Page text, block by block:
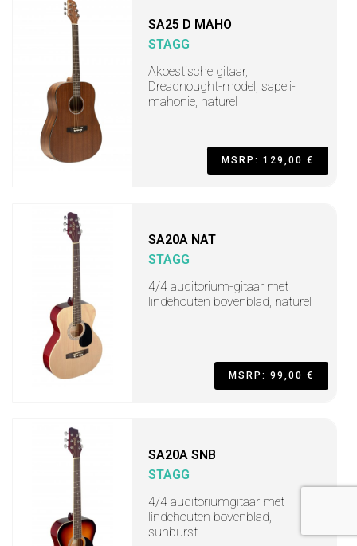
SA25 D MAHO
STAGG
Akoestische gitaar,
Dreadnought-model, sapeli-
mahonie, naturel
MSRP: 129,00 €
SA20A NAT
STAGG
4/4 auditorium-gitaar met
lindehouten bovenblad, naturel
MSRP: 99,00 €
SA20A SNB
STAGG
4/4 auditoriumgitaar met
lindehouten bovenblad,
sunburst